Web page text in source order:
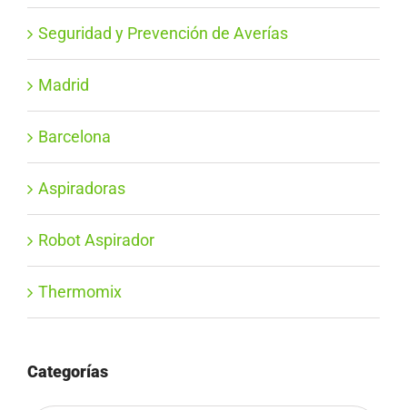
Seguridad y Prevención de Averías
Madrid
Barcelona
Aspiradoras
Robot Aspirador
Thermomix
Categorías